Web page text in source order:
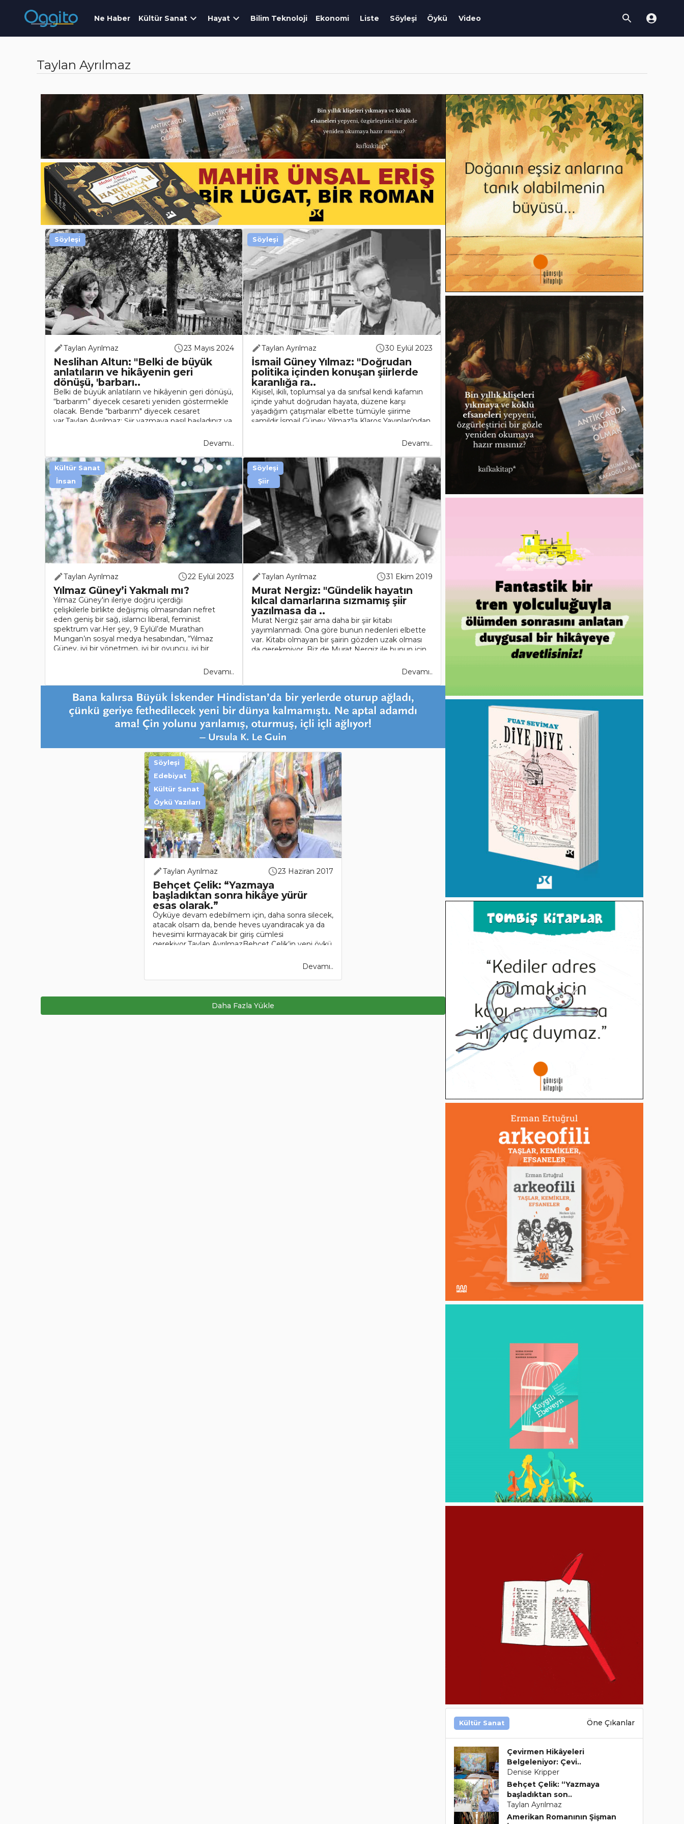
Ne Haber Kültür Sanat Hayat Bilim Teknoloji Ekonomi Liste Söyleşi Öykü Video
Taylan Ayrılmaz
Taylan Ayrılmaz 23 Mayıs 2024
Neslihan Altun: "Belki de büyük
anlatıların ve hikâyenin geri
dönüşü, 'barbarı..
Belki de büyük anlatıların ve hikâyenin geri dönüşü,
“barbarım” diyecek cesareti yeniden göstermekle
olacak. Bende "barbarım" diyecek cesaret
var.Taylan Ayrılmaz: Şiir yazmaya nasıl başladınız ya
Devamı..
Söyleşi
Taylan Ayrılmaz 30 Eylül 2023
İsmail Güney Yılmaz: "Doğrudan
politika içinden konuşan şiirlerde
karanlığa ra..
Kişisel, ikili, toplumsal ya da sınıfsal kendi kafamın
içinde yahut doğrudan hayata, düzene karşı
yaşadığım çatışmalar elbette tümüyle şiirime
şamildir.İsmail Güney Yılmaz'la Klaros Yayınları'ndan
Devamı..
Söyleşi
Taylan Ayrılmaz 22 Eylül 2023
Yılmaz Güney’i Yakmalı mı?
Yılmaz Güney'in ileriye doğru içerdiği
çelişkilerle birlikte değişmiş olmasından nefret
eden geniş bir sağ, islamcı liberal, feminist
spektrum var.Her şey, 9 Eylül’de Murathan
Mungan’ın sosyal medya hesabından, “Yılmaz
Güney, iyi bir yönetmen, iyi bir oyuncu, iyi bir
Devamı..
Kültür Sanat
İnsan
Taylan Ayrılmaz 31 Ekim 2019
Murat Nergiz: "Gündelik hayatın
kılcal damarlarına sızmamış şiir
yazılmasa da ..
Murat Nergiz şair ama daha bir şiir kitabı
yayımlanmadı. Ona göre bunun nedenleri elbette
var. Kitabı olmayan bir şairin gözden uzak olması
da gerekmiyor. Biz de Murat Nergiz ile bunun için,
Devamı..
Söyleşi
Şiir
Taylan Ayrılmaz 23 Haziran 2017
Behçet Çelik: “Yazmaya
başladıktan sonra hikâye yürür
esas olarak.”
Öyküye devam edebilmem için, daha sonra silecek,
atacak olsam da, bende heves uyandıracak ya da
hevesimi kırmayacak bir giriş cümlesi
gerekiyor.Taylan AyrılmazBehçet Çelik’in yeni öykü
Devamı..
Söyleşi
Edebiyat
Kültür Sanat
Öykü Yazıları
Daha Fazla Yükle
Kültür Sanat Öne Çıkanlar
Çevirmen Hikâyeleri
Belgeleniyor: Çevi..
Denise Kripper
Behçet Çelik: “Yazmaya
başladıktan son..
Taylan Ayrılmaz
Amerikan Romanının Şişman